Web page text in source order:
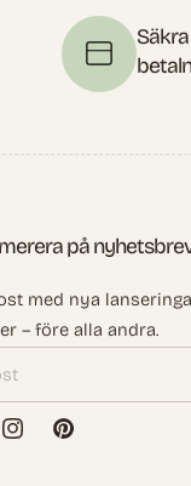
på
med nya
– före alla andra.
InstagramPinterest